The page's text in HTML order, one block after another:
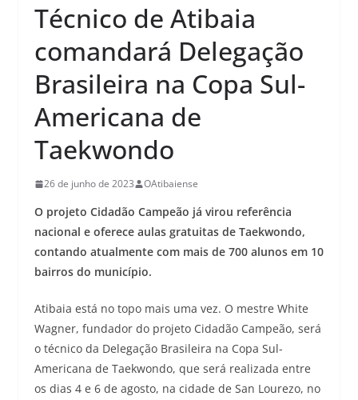
Técnico de Atibaia
comandará Delegação
Brasileira na Copa Sul-
Americana de
Taekwondo
26 de junho de 2023 OAtibaiense
O projeto Cidadão Campeão já virou referência
nacional e oferece aulas gratuitas de Taekwondo,
contando atualmente com mais de 700 alunos em 10
bairros do município.
Atibaia está no topo mais uma vez. O mestre White
Wagner, fundador do projeto Cidadão Campeão, será
o técnico da Delegação Brasileira na Copa Sul-
Americana de Taekwondo, que será realizada entre
os dias 4 e 6 de agosto, na cidade de San Lourezo, no